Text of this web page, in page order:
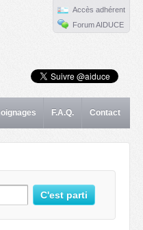
Accès adhérent
Forum AIDUCE
F.A.Q. Contact